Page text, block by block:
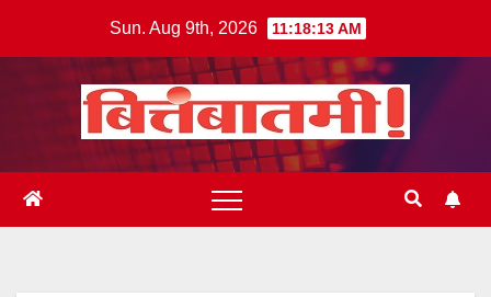
Sun. Aug 9th, 2026 11:18:14 AM